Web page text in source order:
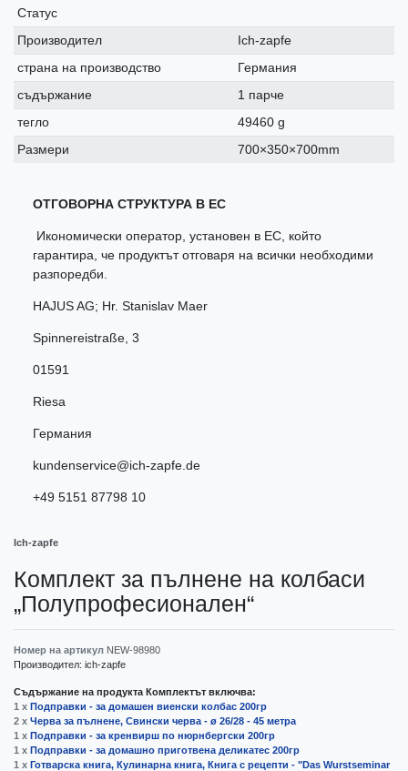
Статус
Производител
Ich-zapfe
страна на производство
Германия
съдържание
1 парче
тегло
49460 g
Размери
700×350×700mm
ОТГОВОРНА СТРУКТУРА В ЕС
Икономически оператор, установен в ЕС, който
гарантира, че продуктът отговаря на всички необходими
разпоредби.
HAJUS AG; Hr. Stanislav Maer
Spinnereistraße 3
01591
Riesa
Германия
kundenservice@ich-zapfe.de
+49 5151 87798 10
Ich-zapfe
Комплект за пълнене на колбаси
„Полупрофесионален“
Номер на артикул NEW-98980
Производител: ich-zapfe
Съдържание на продукта Комплектът включва:
1 x Подправки - за домашен виенски колбас 200гр
2 x Черва за пълнене, Свински черва - ø 26/28 - 45 метра
1 x Подправки - за кренвирш по нюрнбергски 200гр
1 x Подправки - за домашно приготвена деликатес 200гр
1 x Готварска книга, Кулинарна книга, Книга с рецепти - "Das Wurstseminar